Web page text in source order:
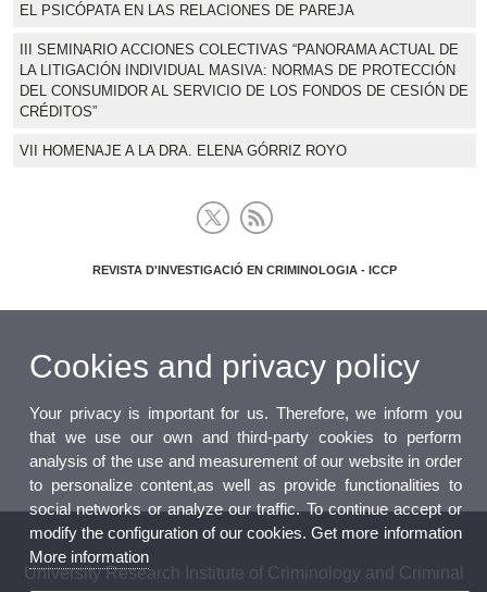
EL PSICÓPATA EN LAS RELACIONES DE PAREJA
III SEMINARIO ACCIONES COLECTIVAS “PANORAMA ACTUAL DE
LA LITIGACIÓN INDIVIDUAL MASIVA: NORMAS DE PROTECCIÓN
DEL CONSUMIDOR AL SERVICIO DE LOS FONDOS DE CESIÓN DE
CRÉDITOS”
VII HOMENAJE A LA DRA. ELENA GÓRRIZ ROYO
REVISTA D'INVESTIGACIÓ EN CRIMINOLOGIA - ICCP
University Research Institute of Criminology and Criminal
Cookies and privacy policy
Your privacy is important for us. Therefore, we inform you
that we use our own and third-party cookies to perform
analysis of the use and measurement of our website in order
to personalize content,as well as provide functionalities to
social networks or analyze our traffic. To continue accept or
modify the configuration of our cookies. Get more information
More information